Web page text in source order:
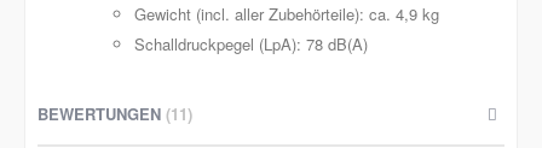
Gewicht (incl. aller Zubehörteile): ca. 4,9 kg
Schalldruckpegel (LpA): 78 dB(A)
BEWERTUNGEN 11